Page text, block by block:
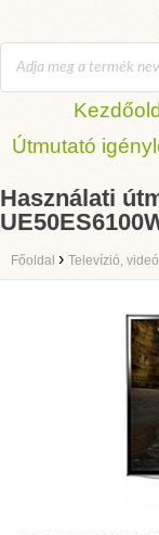
Útmutató
Használati
Főoldal › Televízió,